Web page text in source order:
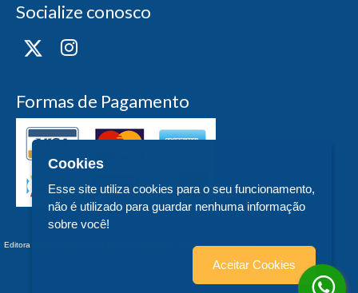
Socialize conosco
Formas de Pagamento
Editora UFSC - CNPJ n° 83.899.526/0006-97 - teste - Trindade - - SC
Cookies
Esse site utiliza cookies para o seu funcionamento,
não é utilizado para guardar nenhuma informação
sobre você!
Aceitar Cookies